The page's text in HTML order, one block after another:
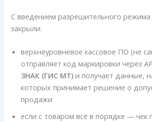
С введением разрешительного режима
закрыли:
верхнеуровневое кассовое ПО (не
отправляет код маркировки через
ЗНАК (ГИС МТ) и получает данные,
которых принимает решение о
продажи
если с товаром всё в порядке — чек